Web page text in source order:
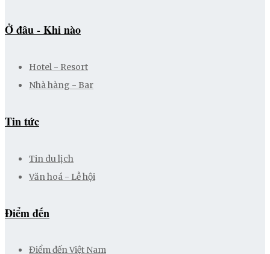
Ở đâu - Khi nào
Hotel - Resort
Nhà hàng - Bar
Tin tức
Tin du lịch
Văn hoá - Lễ hội
Điểm đến
Điểm đến Việt Nam